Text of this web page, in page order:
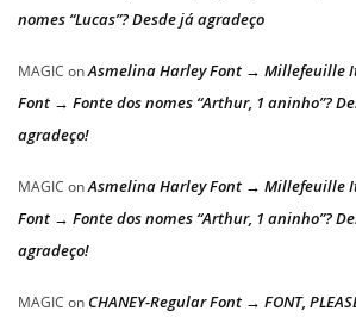
nomes “Lucas”? Desde já agradeço
MAGIC onAsmelina Harley Font → Millefeuille
Font → Fonte dos nomes “Arthur, 1 aninho”?
agradeço!
MAGIC onAsmelina Harley Font → Millefeuille
Font → Fonte dos nomes “Arthur, 1 aninho”?
agradeço!
MAGIC on CHANEY-Regular Font → FONT,